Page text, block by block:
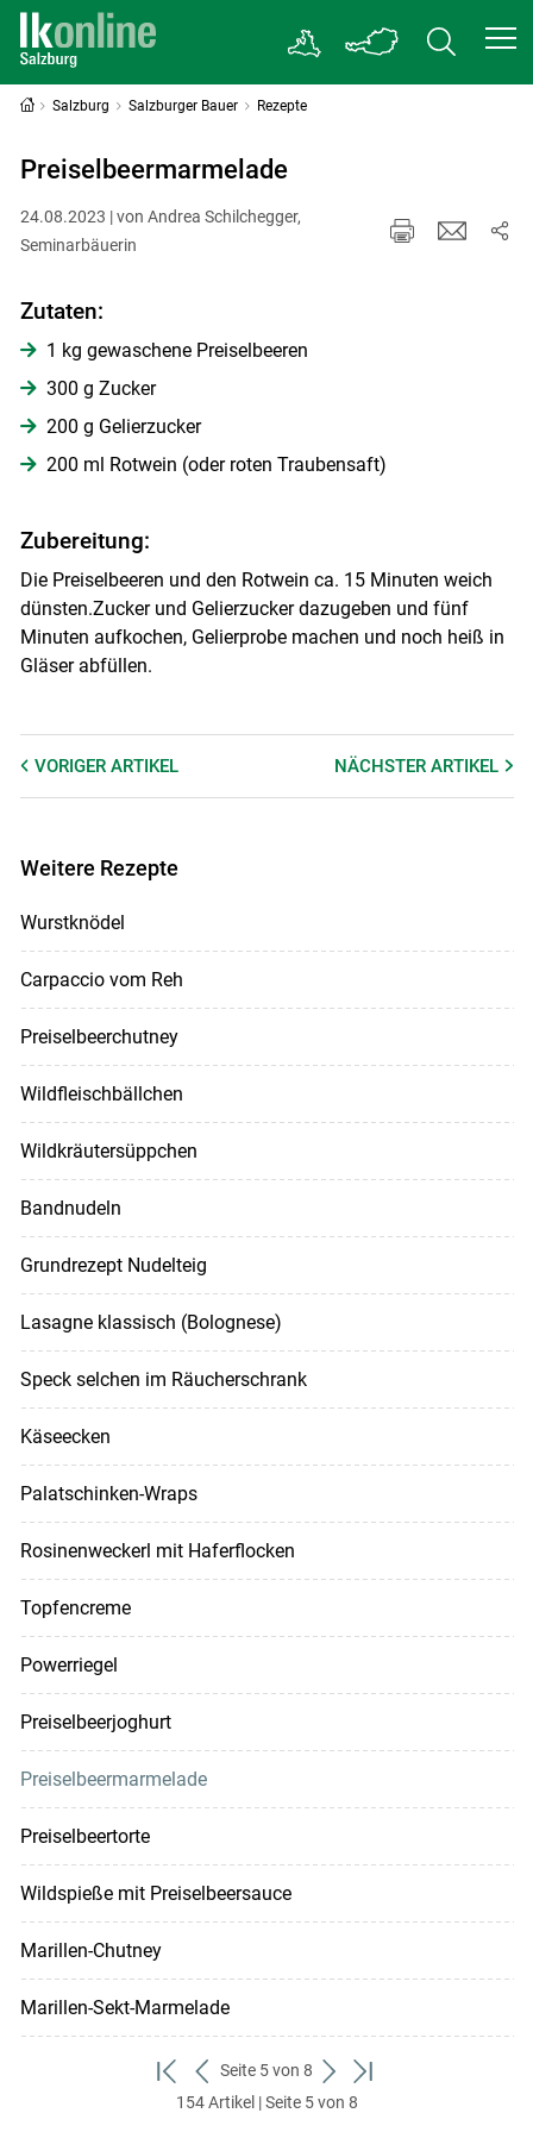
Salzburg Salzburger Bauer Rezepte
Preiselbeermarmelade
24.08.2023 | von Andrea Schilchegger,
Seminarbäuerin
Zutaten:
1 kg gewaschene Preiselbeeren
300 g Zucker
200 g Gelierzucker
200 ml Rotwein (oder roten Traubensaft)
Zubereitung:
Die Preiselbeeren und den Rotwein ca. 15 Minuten weich
dünsten.Zucker und Gelierzucker dazugeben und fünf
Minuten aufkochen, Gelierprobe machen und noch heiß in
Gläser abfüllen.
VORIGER ARTIKEL NÄCHSTERARTIKEL
Weitere Rezepte
Wurstknödel
Carpaccio vom Reh
Preiselbeerchutney
Wildfleischbällchen
Wildkräutersüppchen
Bandnudeln
Grundrezept Nudelteig
Lasagne klassisch (Bolognese)
Speck selchen im Räucherschrank
Käseecken
Palatschinken-Wraps
Rosinenweckerl mit Haferflocken
Topfencreme
Powerriegel
Preiselbeerjoghurt
Preiselbeermarmelade
Preiselbeertorte
Wildspieße mit Preiselbeersauce
Marillen-Chutney
Marillen-Sekt-Marmelade
zum
ersten
zurück
zum
Seite 5 von 8
weiter
zum
zum
154 Artikel | Seite 5 von 8